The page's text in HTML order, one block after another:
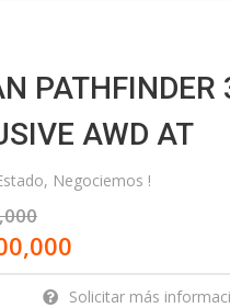
PATHFINDER
AWD AT
Negociemos !
Solicitar más